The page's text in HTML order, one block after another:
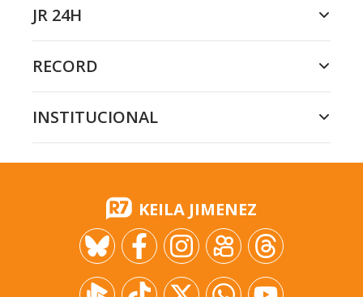
JR 24H
RECORD
INSTITUCIONAL
KEILA JIMENEZ